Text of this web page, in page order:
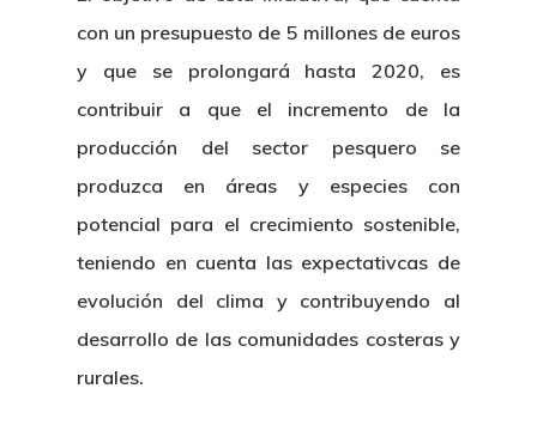
con un presupuesto de 5 millones de euros
y que se prolongará hasta 2020, es
contribuir a que el incremento de la
producción del sector pesquero se
produzca en áreas y especies con
potencial para el crecimiento sostenible,
teniendo en cuenta las expectativcas de
evolución del clima y contribuyendo al
desarrollo de las comunidades costeras y
rurales.